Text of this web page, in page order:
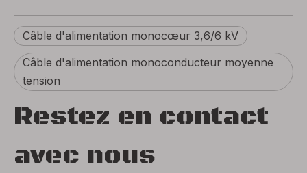
Câble d'alimentation monocœur 3,6/6 kV
Câble d'alimentation monoconducteur moyenne
tension
Restez en contact
avec nous